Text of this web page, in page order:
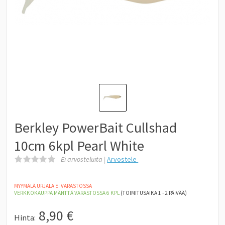
Berkley PowerBait Cullshad
10cm 6kpl Pearl White
Ei arvosteluita |Arvostele
MYYMÄLÄ URJALA EI VARASTOSSA
VERKKOKAUPPA MÄNTTÄVARASTOSSA 6 KPL(TOIMITUSAIKA 1 - 2 PÄIVÄÄ)
Hinta: 8,90 €